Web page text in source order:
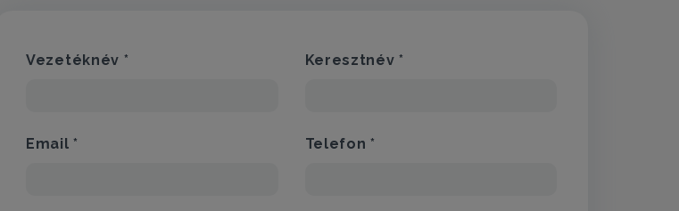
Vezetéknév * Keresztnév *
Email * Telefon *